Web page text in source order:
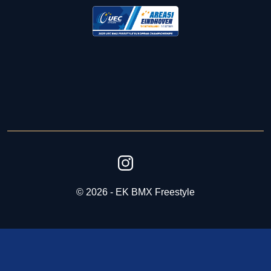
© 2026 - EK BMX Freestyle